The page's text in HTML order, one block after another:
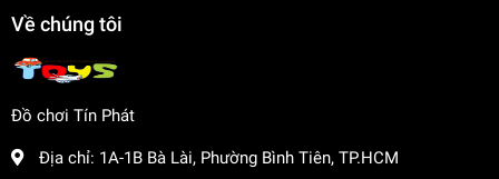
Về chúng tôi
Đồ chơi Tín Phát
Địa chỉ: 1A-1B Bà Lài, Phường Bình Tiên, TP.HCM